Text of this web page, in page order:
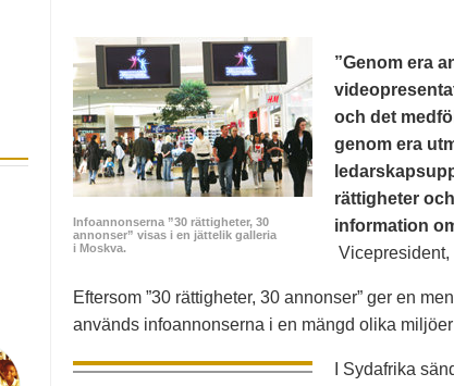
Infoannonserna ”30 rättigheter, 30
annonser” visas i en jättelik galleria
i Moskva.
”Genom era
och det
genom era
rättigheter
information
Eftersom ”30 rättigheter, 30 annonser” ger en
används infoannonserna i en mängd olika
I Sydafrika